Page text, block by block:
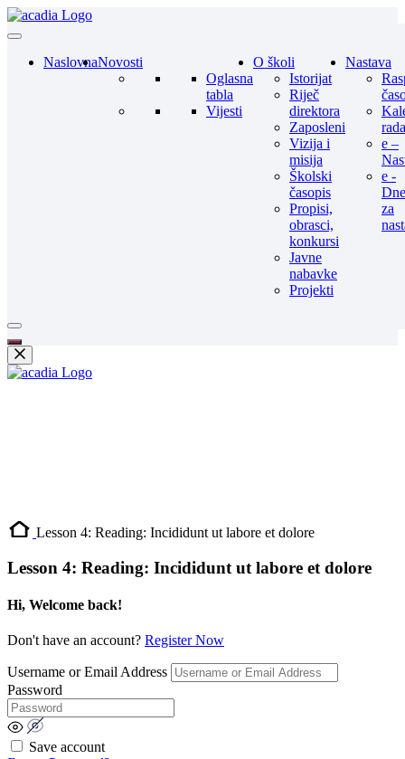
NaslovnaNovosti
Oglasna
tabla
Vijesti
O školi
Istorijat
Riječ
direktora
Zaposleni
Vizija i
misija
Školski
časopis
Propisi,
obrasci,
konkursi
Javne
nabavke
Projekti
Nastava
rada
e –
e -
za
Lesson 4: Reading: Incididunt ut labore et dolore
Lesson 4: Reading: Incididunt ut labore et dolore
Hi, Welcome back!
Don't have an account? Register Now
Username or Email Address
Password
Save account